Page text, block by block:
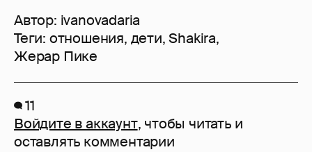
Автор: ivanovadaria
Теги: отношения, дети,Shakira,
Жерар Пике
11
Войдите в аккаунт, чтобы читать и
оставлять комментарии